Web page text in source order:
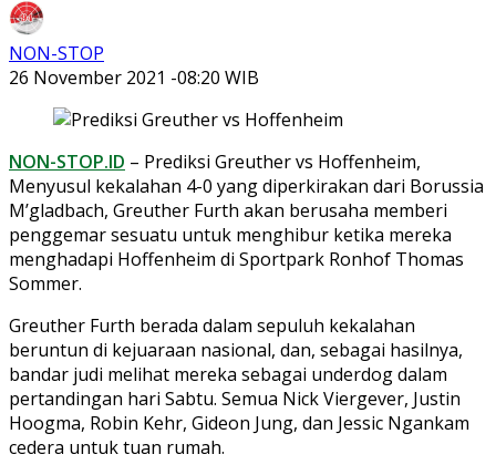
NON-STOP
26 November 2021 -08:20 WIB
NON-STOP.ID – Prediksi Greuther vs Hoffenheim,
Menyusul kekalahan 4-0 yang diperkirakan dari Borussia
M’gladbach, Greuther Furth akan berusaha memberi
penggemar sesuatu untuk menghibur ketika mereka
menghadapi Hoffenheim di Sportpark Ronhof Thomas
Sommer.
Greuther Furth berada dalam sepuluh kekalahan
beruntun di kejuaraan nasional, dan, sebagai hasilnya,
bandar judi melihat mereka sebagai underdog dalam
pertandingan hari Sabtu. Semua Nick Viergever, Justin
Hoogma, Robin Kehr, Gideon Jung, dan Jessic Ngankam
cedera untuk tuan rumah.